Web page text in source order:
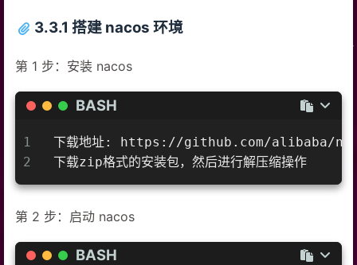
3.3.1 搭建 nacos 环境
第 1 步：安装 nacos
BASH
1
2
下载地址: https://github.com/alibaba/
下载zip格式的安装包，然后进行解压缩操作
第 2 步：启动 nacos
BASH